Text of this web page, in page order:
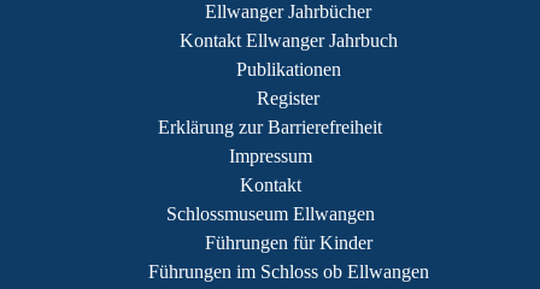
Ellwanger Jahrbücher
Kontakt Ellwanger Jahrbuch
Publikationen
Register
Erklärung zur Barrierefreiheit
Impressum
Kontakt
Schlossmuseum Ellwangen
Führungen für Kinder
Führungen im Schloss ob Ellwangen